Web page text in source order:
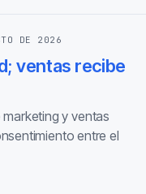
DE 2026
ventas recibe
y ventas
entre el